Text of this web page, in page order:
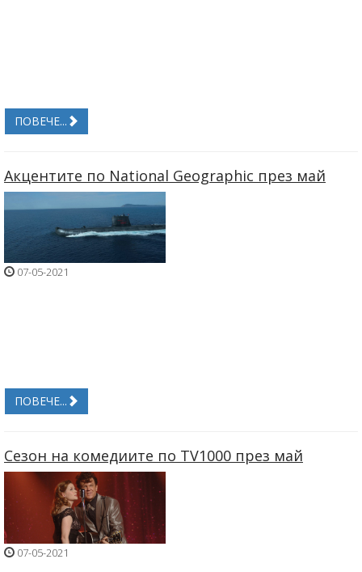
ПОВЕЧЕ...
Акцентите по National Geographic през май
07-05-2021
ПОВЕЧЕ...
Сезон на комедиите по TV1000 през май
07-05-2021